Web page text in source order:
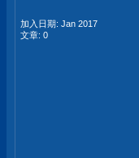
加入日期: Jan 2017
文章: 0